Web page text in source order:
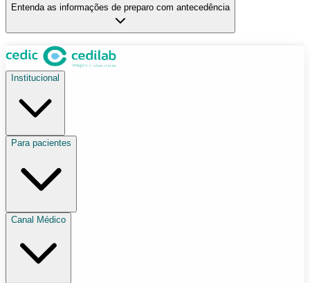
Entenda as informações de preparo com antecedência
Institucional
Para pacientes
Canal Médico